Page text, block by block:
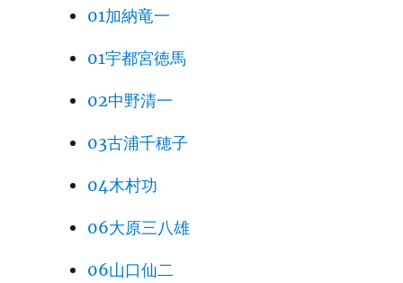
01加納竜一
01宇都宮徳馬
02中野清一
03古浦千穂子
04木村功
06大原三八雄
06山口仙二